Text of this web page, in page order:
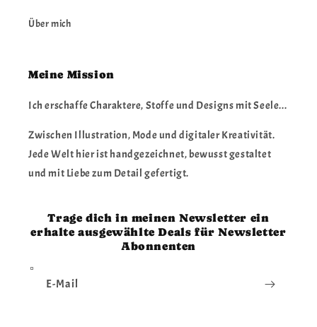
Über mich
Meine Mission
Ich erschaffe Charaktere, Stoffe und Designs mit Seele...
Zwischen Illustration, Mode und digitaler Kreativität.
Jede Welt hier ist handgezeichnet, bewusst gestaltet
und mit Liebe zum Detail gefertigt.
Trage dich in meinen Newsletter ein
erhalte ausgewählte Deals für Newsletter
Abonnenten
E-Mail